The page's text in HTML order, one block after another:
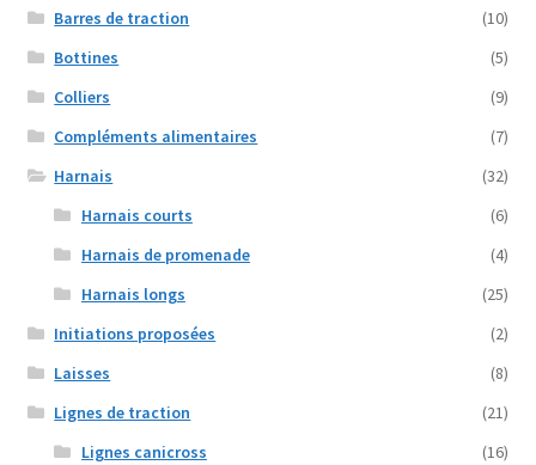
Barres de traction
(10)
Bottines
(5)
Colliers
(9)
Compléments alimentaires
(7)
Harnais
(32)
Harnais courts
(6)
Harnais de promenade
(4)
Harnais longs
(25)
Initiations proposées
(2)
Laisses
(8)
Lignes de traction
(21)
Lignes canicross
(16)